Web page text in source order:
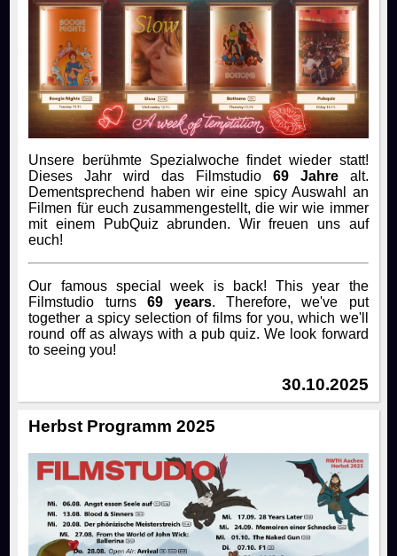
Unsere berühmte Spezialwoche findet wieder statt!
Dieses Jahr wird das Filmstudio 69 Jahre alt.
Dementsprechend haben wir eine spicy Auswahl an
Filmen für euch zusammengestellt, die wir wie immer
mit einem PubQuiz abrunden. Wir freuen uns auf
euch!
Our famous special week is back! This year the
Filmstudio turns69 years. Therefore, we've put
together a spicy selection of films for you, which we'll
round off as always with a pub quiz. We look forward
to seeing you!
30.10.2025
Herbst Programm 2025